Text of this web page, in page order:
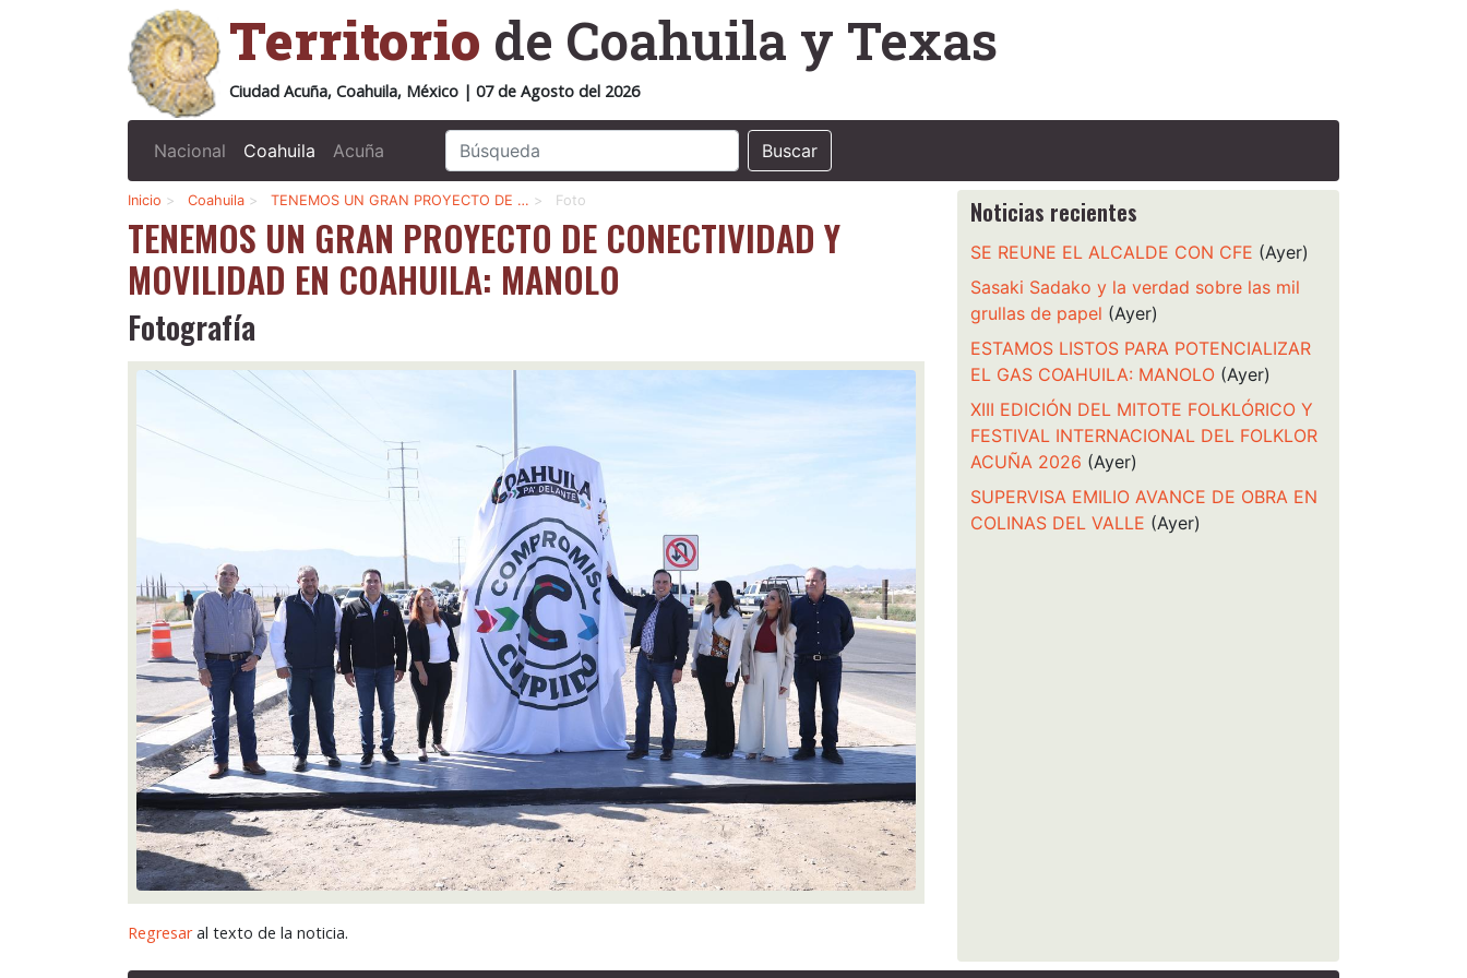
Territorio de Coahuila y Texas
Ciudad Acuña, Coahuila, México | 07 de Agosto del 2026
Nacional Coahuila Acuña Buscar
Inicio > Coahuila > TENEMOS UN GRAN PROYECTO DE … > Foto
TENEMOS UN GRAN PROYECTO DE CONECTIVIDAD Y
MOVILIDAD EN COAHUILA: MANOLO
Fotografía
Regresaral texto de la noticia.
Noticias recientes
SE REUNE EL ALCALDE CON CFE (Ayer)
Sasaki Sadako y la verdad sobre las mil
grullas de papel (Ayer)
ESTAMOS LISTOS PARA POTENCIALIZAR
EL GAS COAHUILA: MANOLO (Ayer)
XIII EDICIÓN DEL MITOTE FOLKLÓRICO Y
FESTIVAL INTERNACIONAL DEL FOLKLOR
ACUÑA 2026 (Ayer)
SUPERVISA EMILIO AVANCE DE OBRA EN
COLINAS DEL VALLE (Ayer)